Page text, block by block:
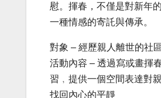
慰。揮春，不僅是對新年
一種情感的寄託與傳承。
對象 – 經歷親人離世的社
活動內容 – 透過寫或畫揮
習﹐提供一個空間表達對
找回內心的平靜